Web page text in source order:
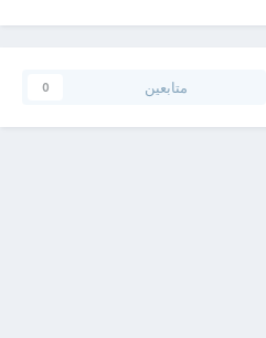
متابعين 0